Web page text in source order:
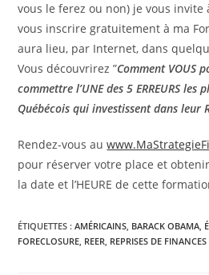
vous le ferez ou non) je vous invite
vous inscrire gratuitement à ma
aura lieu, par Internet, dans
Vous découvrirez ”Comment VOUS
commettre l’UNE des 5 ERREURS les
Québécois qui investissent dans leur
Rendez-vous au
pour réserver votre place et
la date et l’HEURE de cette
ÉTIQUETTES :AMÉRICAINS, BARACK OBAMA,
FORECLOSURE, REER, REPRISES DE FINANCES